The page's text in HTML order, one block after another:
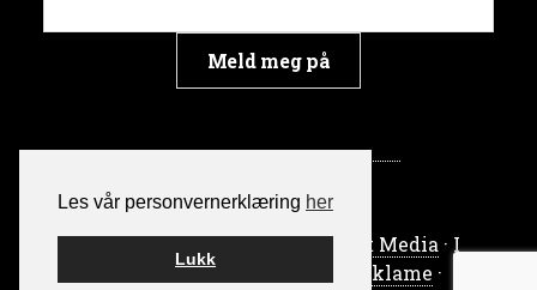
Les vår personvernerklæring her
Lukk
Bygget på WordPress avSmart Media · I
samarbeid med
Skrythals Reklame ·